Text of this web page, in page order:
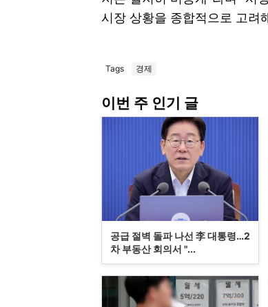
시장 상황을 종합적으로 고려
Tags 경제
이번 주 인기 글
공급 절벽 돌파 나선 李 대통령…2
차 부동산 회의서 "...